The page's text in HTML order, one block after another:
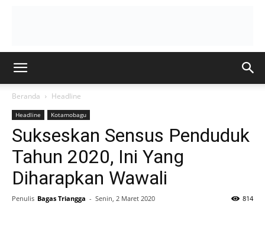
Beranda Headline
Headline Kotamobagu
Sukseskan Sensus Penduduk
Tahun 2020, Ini Yang
Diharapkan Wawali
Penulis Bagas Triangga - Senin, 2 Maret 2020 814